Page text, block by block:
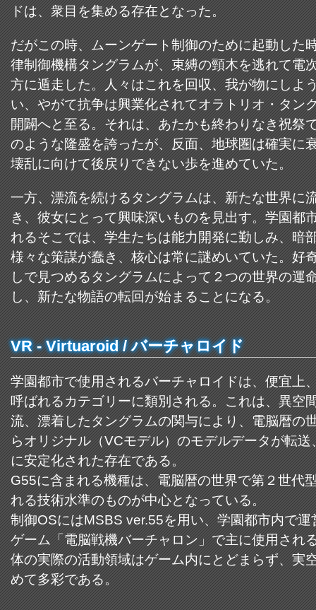
ドは、衆目を集める存在となった。
だがこの時、ムーンゲート制御のために起動した
律制御機構タングラムが、束縛の頸木を逃れて電
方に遁走した。人々はこれを回収、我が物にしよ
い、やがて抗争は興業化されてオラトリオ・タン
開闢へと至る。それは、あたかも終わりなき祝祭
のような隆盛を誇ったが、反面、地球圏は確実に
壊乱に向けて後戻りできない歩を進めていた。
一方、漂流を続けるタングラムは、新たな世界に
き、彼女にとって興味深いものを見出す。学園都
れるそこでは、学生たちは能力開発に勤しみ、暗
様々な策謀が蠢き、核心は常に謎めいていた。好
しで見つめるタングラムによって２つの世界の運
し、新たな物語の転回が始まることになる。
VR - Virtuaroid / バーチャロイド
学園都市で使用されるバーチャロイドは、便宜上
呼ばれるカテゴリーに類別される。これは、異空
流、漂着したタングラムの関与により、電脳暦の
らオリジナル（VCモデル）のモデルデータが転送
に安定化された存在である。
G55に含まれる機種は、電脳暦の世界で第２世代
れる技術水準のものが中心となっている。
制御OSにはMSBS ver.55を用い、学園都市内で運
ゲーム「電脳戦機バーチャロン」で主に使用され
体の実際の活動領域はゲーム内にとどまらず、実
めて多彩である。